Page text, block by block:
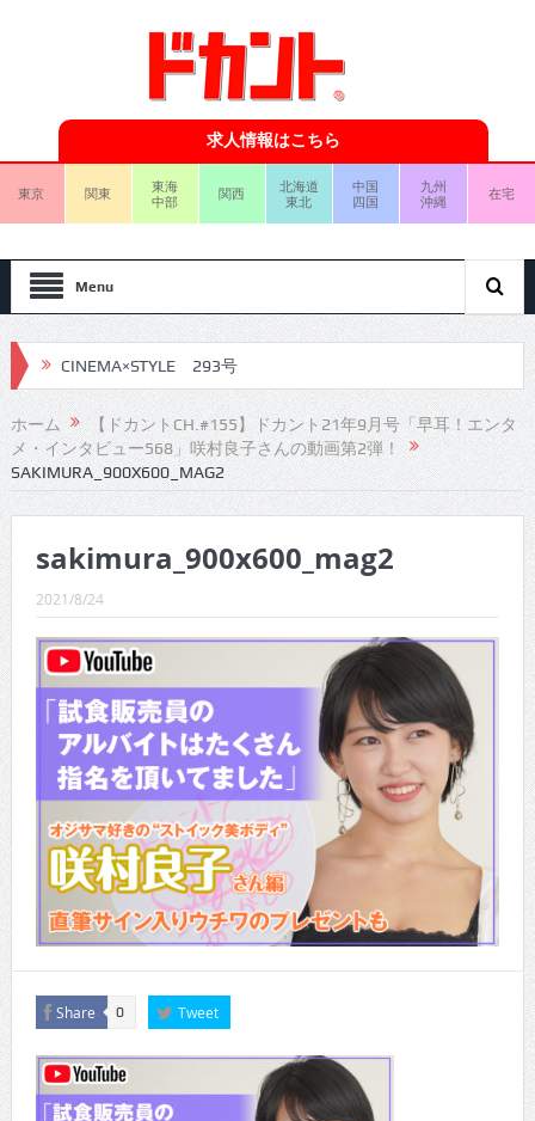
求人情報はこちら
東京 関東
東海
中部
関西
北海道
東北
中国
四国
九州
沖縄
在宅
Menu
CINEMA×STYLE 293号
CINEMA×STYLE 292号
CINEMA×STYLE 291号
CINEMA×STYLE 290号
CINEMA×STYLE 289号
CINEMA×STYLE 288号
CINEMA×STYLE 287号
CINEMA×STYLE 286号
CINEMA×STYLE 285号
CINEMA×STYLE 294号
ホーム
【ドカントCH.#155】ドカント21年9月号「早耳！エンタ
メ・インタビュー568」咲村良子さんの動画第2弾！
SAKIMURA_900X600_MAG2
sakimura_900x600_mag2
2021/8/24
Share 0 Tweet